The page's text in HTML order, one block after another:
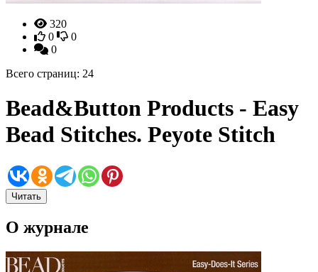
320
0
0
0
Всего страниц: 24
Bead&Button Products - Easy
Bead Stitches. Peyote Stitch
Читать
О журнале